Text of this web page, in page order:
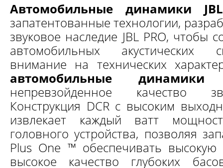
Автомобильные динамики
запатентованные технологии,
звуковое наследие JBL PRO, чтобы
автомобильных акустических
внимание на технических
автомобильные динамики
непревзойденное качество
Конструкция DCR с высоким
извлекает каждый ватт
головного устройства, позволяя
Plus One ™ обеспечивать
высокое качество глубоких